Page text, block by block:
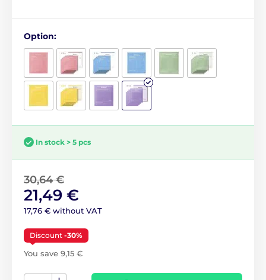
Option:
In stock > 5 pcs
30,64 €
21,49 €
17,76 € without VAT
Discount -30%
You save 9,15 €